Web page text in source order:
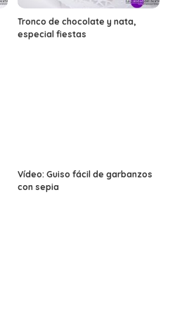
Tronco de chocolate y nata,
especial fiestas
Vídeo: Guiso fácil de garbanzos
con sepia